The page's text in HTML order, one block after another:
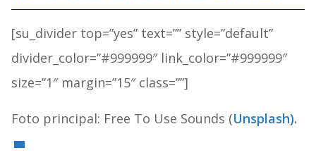
[su_divider top=”yes” text=”” style=”default”
divider_color=”#999999″ link_color=”#999999″
size=”1″ margin=”15″ class=””]
Foto principal: Free To Use Sounds (Unsplash).